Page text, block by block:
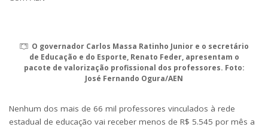
O governador Carlos Massa Ratinho Junior e o secretário
de Educação e do Esporte, Renato Feder, apresentam o
pacote de valorização profissional dos professores. Foto:
José Fernando Ogura/AEN
Nenhum dos mais de 66 mil professores vinculados à rede
estadual de educação vai receber menos de R$ 5.545 por mês a